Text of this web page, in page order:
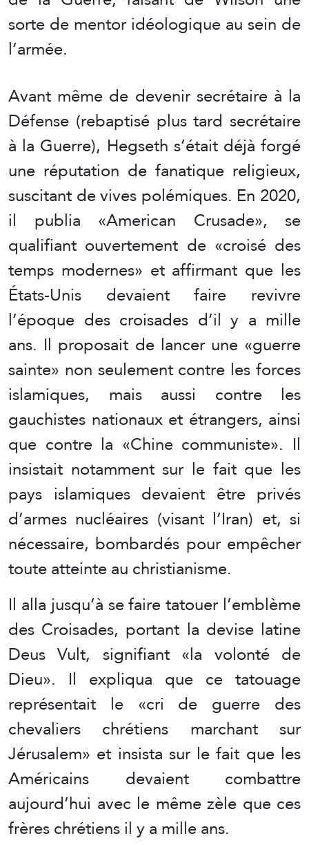
sorte de mentor idéologique au sein de
l’armée.
Avant même de devenir secrétaire à la
Défense (rebaptisé plus tard secrétaire
à la Guerre), Hegseth s’était déjà forgé
une réputation de fanatique religieux,
suscitant de vives polémiques. En 2020,
il publia «American Crusade», se
qualifiant ouvertement de «croisé des
temps modernes» et affirmant que les
États-Unis devaient faire revivre
l’époque des croisades d’il y a mille
ans. Il proposait de lancer une «guerre
sainte» non seulement contre les forces
islamiques, mais aussi contre les
gauchistes nationaux et étrangers, ainsi
que contre la «Chine communiste». Il
insistait notamment sur le fait que les
pays islamiques devaient être privés
d’armes nucléaires (visant l’Iran) et, si
nécessaire, bombardés pour empêcher
toute atteinte au christianisme.
Il alla jusqu’à se faire tatouer l’emblème
des Croisades, portant la devise latine
Deus Vult, signifiant «la volonté de
Dieu». Il expliqua que ce tatouage
représentait le «cri de guerre des
chevaliers chrétiens marchant sur
Jérusalem» et insista sur le fait que les
Américains devaient combattre
aujourd’hui avec le même zèle que ces
frères chrétiens il y a mille ans.